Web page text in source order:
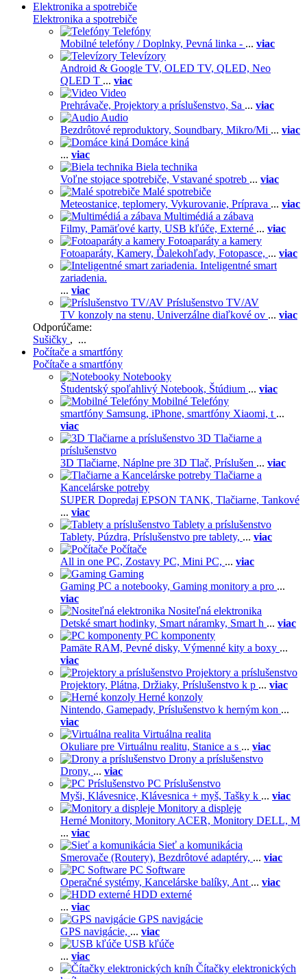
Elektronika a spotrebiče
Elektronika a spotrebiče
Telefóny
Mobilné telefóny / Doplnky, Pevná linka - ... viac
Televízory
Android & Google TV, OLED TV, QLED, Neo
QLED T ... viac
Video
Prehrávače, Projektory a príslušenstvo, Sa ... viac
Audio
Bezdrôtové reproduktory, Soundbary, Mikro/Mi ... viac
Domáce kiná
... viac
Biela technika
Voľne stojace spotrebiče, Vstavané spotreb ... viac
Malé spotrebiče
Meteostanice, teplomery, Vykurovanie, Príprava ... viac
Multimédiá a zábava
Filmy, Pamäťové karty, USB kľúče, Externé ... viac
Fotoaparáty a kamery
Fotoaparáty, Kamery, Ďalekohľady, Fotopasce, ... viac
Inteligentné smart
zariadenia.
... viac
Príslušenstvo TV/AV
TV konzoly na stenu, Univerzálne diaľkové ov ... viac
Odporúčame:
Sušičky , ...
Počítače a smartfóny
Počítače a smartfóny
Notebooky
Študentský spoľahlivý Notebook, Štúdium ... viac
Mobilné Telefóny
smartfóny Samsung, iPhone, smartfóny Xiaomi, t ...
viac
3D Tlačiarne a
príslušenstvo
3D Tlačiarne, Náplne pre 3D Tlač, Príslušen ... viac
Tlačiarne a
Kancelárske potreby
SUPER Dopredaj EPSON TANK, Tlačiarne, Tankové
... viac
Tablety a príslušenstvo
Tablety, Púzdra, Príslušenstvo pre tablety, ... viac
Počítače
All in one PC, Zostavy PC, Mini PC, ... viac
Gaming
Gaming PC a notebooky, Gaming monitory a pro ...
viac
Nositeľná elektronika
Detské smart hodinky, Smart náramky, Smart h ... viac
PC komponenty
Pamäte RAM, Pevné disky, Výmenné kity a boxy ...
viac
Projektory a príslušenstvo
Projektory, Plátna, Držiaky, Príslušenstvo k p ... viac
Herné konzoly
Nintendo, Gamepady, Príslušenstvo k herným kon ...
viac
Virtuálna realita
Okuliare pre Virtuálnu realitu, Stanice a s ... viac
Drony a príslušenstvo
Drony, ... viac
PC Príslušenstvo
Myši, Klávesnice, Klávesnica + myš, Tašky k ... viac
Monitory a displeje
Herné Monitory, Monitory ACER, Monitory DELL, M
... viac
Sieť a komunikácia
Smerovače (Routery), Bezdrôtové adaptéry, ... viac
PC Software
Operačné systémy, Kancelárske balíky, Ant ... viac
HDD externé
... viac
GPS navigácie
GPS navigácie, ... viac
USB kľúče
... viac
Čítačky elektronických